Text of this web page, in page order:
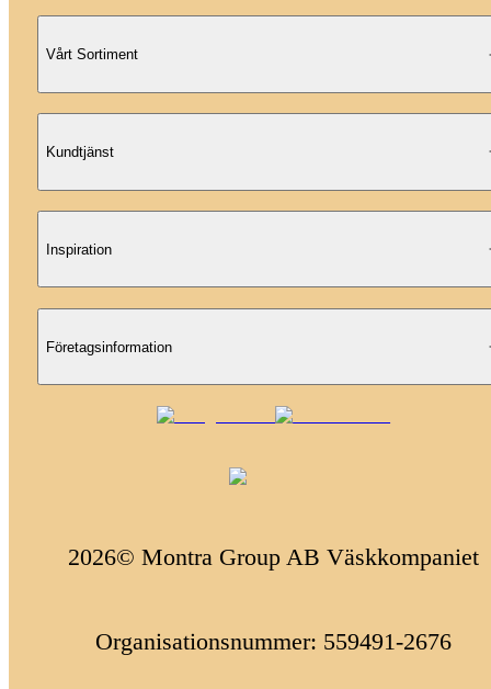
Vårt Sortiment
Kundtjänst
Inspiration
Företagsinformation
2026© Montra Group AB Väskkompaniet
Organisationsnummer: 559491-2676